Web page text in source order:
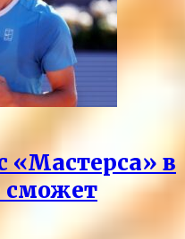
«Мастерса» в
сможет